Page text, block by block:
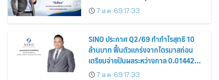
รมาภิบาล โปร่งใส สร้างความเชื่อมั่นผู้ถือ
หุ้น
7 ส.ค. 69 17:33
SINO ประกาศ Q2/69 ทำกำไรสุทธิ 10
ล้านบาท ฟื้นตัวแกร่งจากไตรมาสก่อน
เตรียมจ่ายปันผลระหว่างกาล 0.014423
บาทต่อหุ้น ครึ่งปีหลังมุ่งเติบโตต่อเนื่อง
7 ส.ค. 69 17:33